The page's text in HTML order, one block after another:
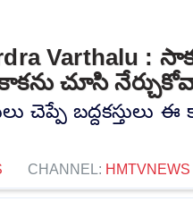
Varthalu :
చూసి
చెప్పే బద్దకస్తులు
CHANNEL: HMTVNEWS